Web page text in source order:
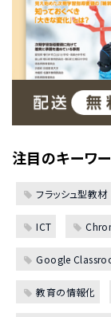
注目のキーワ
フラッシュ型教材
ICT
Google
教育の情報化